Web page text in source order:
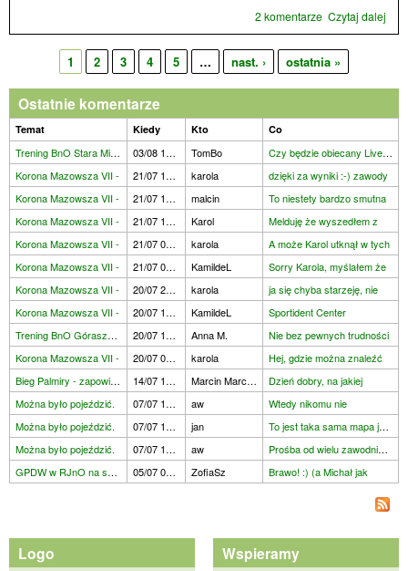
Czytaj dalej
2 komentarze
Strony
1 2 3 4 5 … nast. › ostatnia »
Ostatnie komentarze
Temat Kiedy Kto Co
Trening BnO Stara Miłosna - 03/08 15:28 TomBo
Czy będzie obiecany Livelox
Korona Mazowsza VII -
21/07 18:45 karola
dzięki za wyniki :-) zawody
Korona Mazowsza VII -
21/07 15:51 malcin
To niestety bardzo smutna
Korona Mazowsza VII -
21/07 14:34 Karol
Melduję że wyszedłem z
Korona Mazowsza VII -
21/07 06:33 karola
A może Karol utknął w tych
Korona Mazowsza VII -
21/07 06:12 KamildeL
Sorry Karola, myślałem że
Korona Mazowsza VII -
20/07 21:30 karola
ja się chyba starzeję, nie
Korona Mazowsza VII -
20/07 17:32 KamildeL
Sportident Center
Trening BnO Góraszka - 19
20/07 12:16 Anna M.
Nie bez pewnych trudności
Korona Mazowsza VII -
20/07 08:45 karola
Hej, gdzie można znaleźć
Bieg Palmiry - zapowiedź
14/07 12:13 Marcin Marcinkiewicz
Dzień dobry, na jakiej
Można było pojeździć.
07/07 16:13 aw
Wtedy nikomu nie
Można było pojeździć.
07/07 15:02 jan
To jest taka sama mapa jaka
Można było pojeździć.
07/07 10:33 aw
Prośba od wielu zawodników
GPDW w RJnO na szerokim
05/07 07:57 ZofiaSz Brawo! :) (a Michał jak
Logo Wspieramy